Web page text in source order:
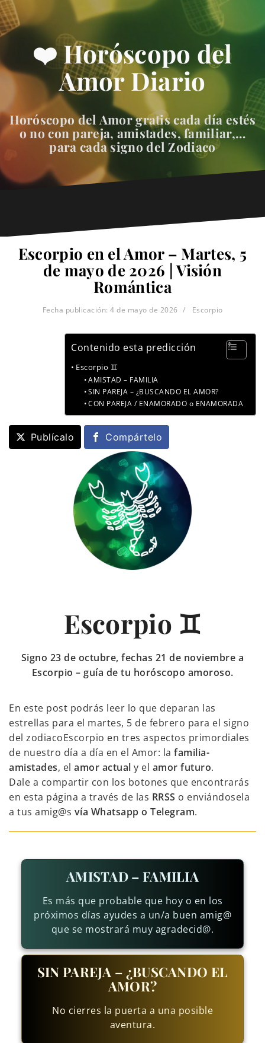
❤️ Horóscopo del
Amor Diario
Horóscopo del Amor gratis cada día estés
o no con pareja, amistades, familiar,…
para cada signo del Zodiaco
Escorpio en el Amor – Martes, 5
de mayo de 2026 | Visión
Romántica
Fecha publicación: 4 de mayo de 2026 Escorpio
Contenido esta predicción
Escorpio ♊
AMISTAD – FAMILIA
SIN PAREJA – ¿BUSCANDO EL AMOR?
CON PAREJA / ENAMORADO o ENAMORADA
Publícalo Compártelo
Escorpio ♊
Signo 23 de octubre, fechas 21 de noviembre a
Escorpio – guía de tu horóscopo amoroso.
En este post podrás leer lo que deparan las
estrellas para el martes, 5 de febrero para el signo
del zodiacoEscorpio en tres aspectos primordiales
de nuestro día a día en el Amor: la familia-
amistades, el amor actual y el amor futuro.
Dale a compartir con los botones que encontrarás
en esta página a través de las RRSS o enviándosela
a tus amig@s vía Whatsapp o Telegram.
AMISTAD – FAMILIA
Es más que probable que hoy o en los
próximos días ayudes a un/a buen amig@
que se mostrará muy agradecid@.
SIN PAREJA – ¿BUSCANDO EL
AMOR?
No cierres la puerta a una posible
aventura.